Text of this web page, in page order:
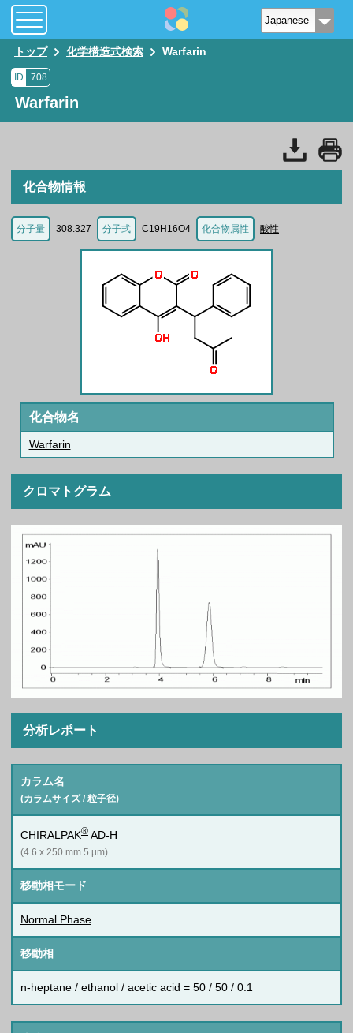
トップ 化学構造式検索 Warfarin
ID 708
Warfarin
化合物情報
分子量 308.327 分子式 C19H16O4 化合物属性 酸性
化合物名
Warfarin
クロマトグラム
分析レポート
カラム名
(カラムサイズ / 粒子径)
CHIRALPAK® AD-H
(4.6 x 250 mm 5 µm)
移動相モード
Normal Phase
移動相
n-heptane / ethanol / acetic acid = 50 / 50 / 0.1